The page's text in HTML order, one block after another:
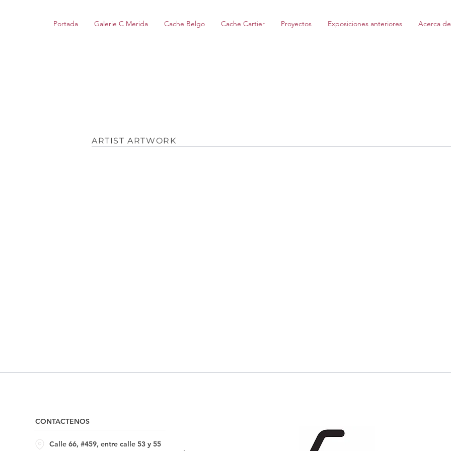
Portada Galerie C Merida Cache Belgo Cache Cartier Proyectos Exposiciones anteriores Acerca de
ARTIST ARTWORK
CONTACTENOS
Calle 66, #459, entre calle 53 y 55